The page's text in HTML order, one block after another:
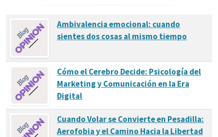
Ambivalencia emocional: cuando
sientes dos cosas al mismo tiempo
Cómo el Cerebro Decide: Psicología del
Marketing y Comunicación en la Era
Digital
Cuando Volar se Convierte en Pesadilla:
Aerofobia y el Camino Hacia la Libertad